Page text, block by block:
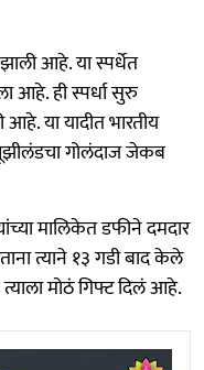
आहे. या स्पर्धेत
आहे. ही स्पर्धा सुरु
या यादीत भारतीय
गोलंदाज जेकब
मालिकेत डफीने दमदार
त्याने १३ गडी बाद केले
मोठं गिफ्ट दिलं आहे.